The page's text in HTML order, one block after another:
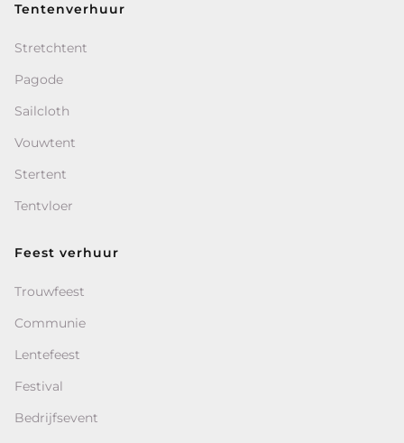
Tentenverhuur
Stretchtent
Pagode
Sailcloth
Vouwtent
Stertent
Tentvloer
Feest verhuur
Trouwfeest
Communie
Lentefeest
Festival
Bedrijfsevent